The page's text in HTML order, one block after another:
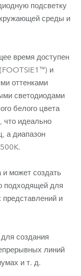
подсветку
среды и
время доступен
и
оттенками
светодиодами
белого цвета
что идеально
а диапазон
и может создать
подходящей для
и
создания
линий
и т. д.